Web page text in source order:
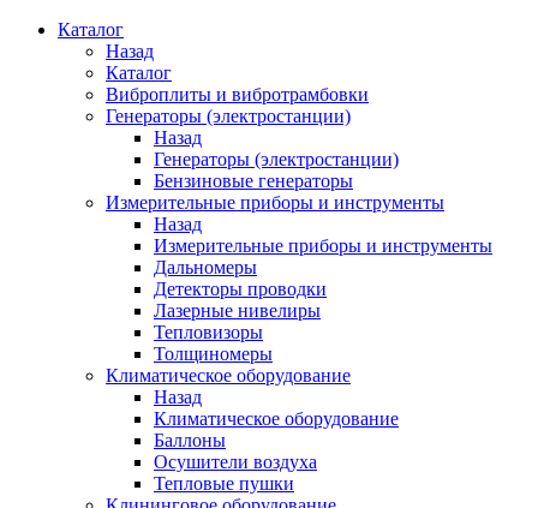
Каталог
Назад
Каталог
Виброплиты и вибротрамбовки
Генераторы (электростанции)
Назад
Генераторы (электростанции)
Бензиновые генераторы
Измерительные приборы и инструменты
Назад
Измерительные приборы и инструменты
Дальномеры
Детекторы проводки
Лазерные нивелиры
Тепловизоры
Толщиномеры
Климатическое оборудование
Назад
Климатическое оборудование
Баллоны
Осушители воздуха
Тепловые пушки